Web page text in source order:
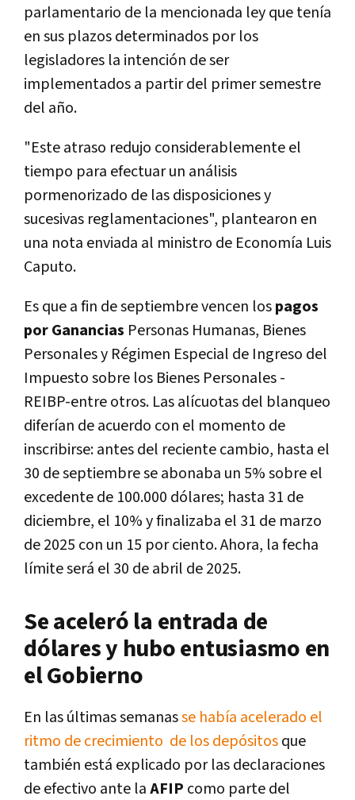
parlamentario de la mencionada ley que tenía
en sus plazos determinados por los
legisladores la intención de ser
implementados a partir del primer semestre
del año.
"Este atraso redujo considerablemente el
tiempo para efectuar un análisis
pormenorizado de las disposiciones y
sucesivas reglamentaciones", plantearon en
una nota enviada al ministro de Economía Luis
Caputo.
Es que a fin de septiembre vencen lospagos
por Ganancias Personas Humanas, Bienes
Personales y Régimen Especial de Ingreso del
Impuesto sobre los Bienes Personales -
REIBP-entre otros. Las alícuotas del blanqueo
diferían de acuerdo con el momento de
inscribirse: antes del reciente cambio, hasta el
30 de septiembre se abonaba un 5% sobre el
excedente de 100.000 dólares; hasta 31 de
diciembre, el 10% y finalizaba el 31 de marzo
de 2025 con un 15 por ciento. Ahora, la fecha
límite será el 30 de abril de 2025.
Se aceleró la entrada de
dólares y hubo entusiasmo en
el Gobierno
En las últimas semanasse había acelerado el
ritmo de crecimiento de los depósitosque
también está explicado por las declaraciones
de efectivo ante laAFIP como parte del